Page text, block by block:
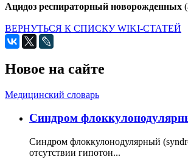
Ацидоз респираторный новорожденных
ВЕРНУТЬСЯ К СПИСКУ WIKI-СТАТЕЙ
Новое на сайте
Медицинский словарь
Cиндром
Синдром флоккулонодулярный
отсутствии гипотон...